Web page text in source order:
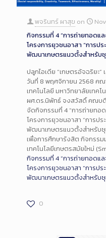
พจรินทร์ ผาสุข on
กิจกรรมที่ 4 “การถ่ายทอดแล
โครงการยุวชนอาสา “การป
พัฒนาเกษตรแนวตั้งสำหรับ
ปลูกไอเดีย “เกษตรอัจฉริยะ
วันที่ 8 พฤศจิกายน 2568 คณ
เทคโนโลยี มหาวิทยาลัยเทค
ผศ.ดร.นิพัทธ์ จงสวัสดิ์ คณบดี
จัดกิจกรรมที่ 4 “การถ่ายทอ
โครงการยุวชนอาสา “การป
พัฒนาเกษตรแนวตั้งสำหรับ
เพื่อการศึกษารังสิต กิจกรรม
เทคโนโลยีเกษตรสมัยใหม่
กิจกรรมที่ 4 “การถ่ายทอดแล
โครงการยุวชนอาสา “การป
พัฒนาเกษตรแนวตั้งสำหรับชุ
0